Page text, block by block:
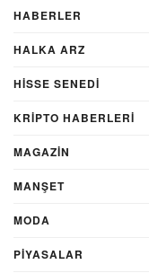
HABERLER
HALKA ARZ
HİSSE SENEDİ
KRIPTO HABERLERI
MAGAZİN
MANŞET
MODA
PİYASALAR